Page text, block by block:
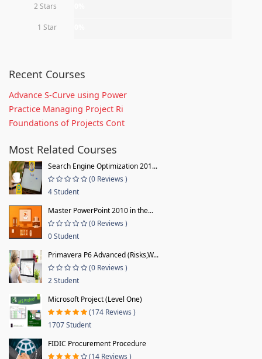
2 Stars
1 Star
Recent Courses
Advance S-Curve using Power
Practice Managing Project Ri
Foundations of Projects Cont
Most Related Courses
Search Engine Optimization 201...
(0 Reviews )
4 Student
Master PowerPoint 2010 in the...
(0 Reviews )
0 Student
Primavera P6 Advanced (Risks,W...
(0 Reviews )
2 Student
Microsoft Project (Level One)
(174 Reviews )
1707 Student
FIDIC Procurement Procedure
(14 Reviews )